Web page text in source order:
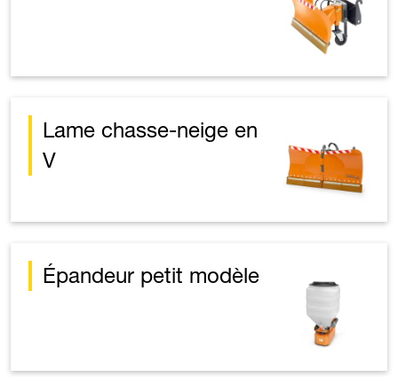
Lame chasse-neige en
V
Épandeur petit modèle